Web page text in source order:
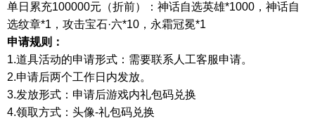
单日累充100000元（折前）：神话自选英雄*1000，神话自
选纹章*1，攻击宝石·六*10，永霜冠冕*1
申请规则 ：
1.道具活动的申请形式：需要联系人工客服申请。
2.申请后两个工作日内发放。
3.发放形式：申请后游戏内礼包码兑换
4.领取方式： 头像-礼包码兑换